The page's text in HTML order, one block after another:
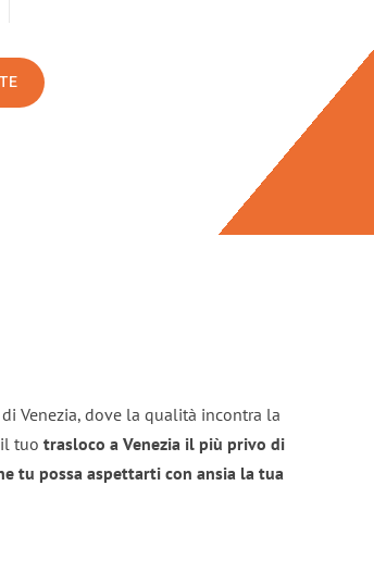
Venezia, dove la qualità incontra la
tuo trasloco a Venezia il più privo di
tu possa aspettarti con ansia la tua